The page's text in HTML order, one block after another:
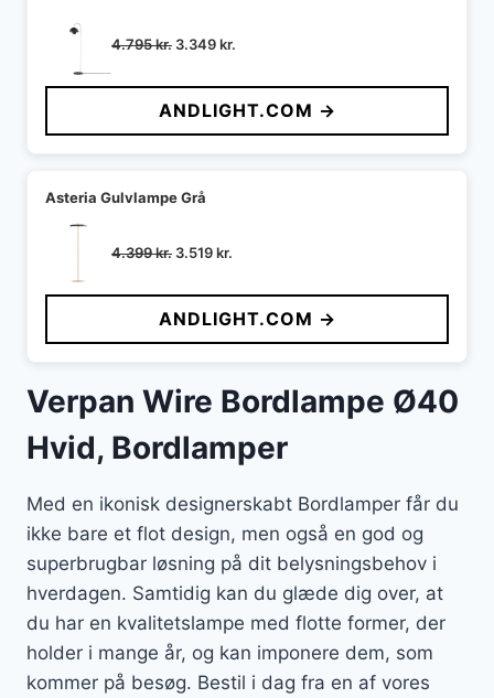
4.795kr. Den
pris
var:
4.795 kr..
3.349kr.
pris
er:
3.349 kr..
ANDLIGHT.COM →
Asteria Gulvlampe Grå
4.399kr. Den
pris
var:
4.399 kr..
3.519kr.
pris
er:
3.519 kr..
ANDLIGHT.COM →
Verpan Wire Bordlampe Ø40
Hvid, Bordlamper
Med en ikonisk designerskabt Bordlamper får du
ikke bare et flot design, men også en god og
superbrugbar løsning på dit belysningsbehov i
hverdagen. Samtidig kan du glæde dig over, at
du har en kvalitetslampe med flotte former, der
holder i mange år, og kan imponere dem, som
kommer på besøg. Bestil i dag fra en af vores